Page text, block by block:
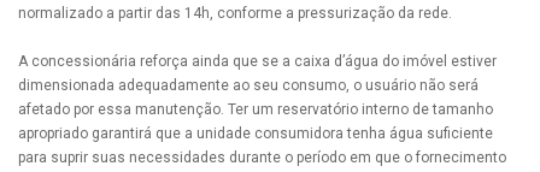
normalizado a partir das 14h, conforme a pressurização da rede.
A concessionária reforça ainda que se a caixa d’água do imóvel estiver
dimensionada adequadamente ao seu consumo, o usuário não será
afetado por essa manutenção. Ter um reservatório interno de tamanho
apropriado garantirá que a unidade consumidora tenha água suficiente
para suprir suas necessidades durante o período em que o fornecimento